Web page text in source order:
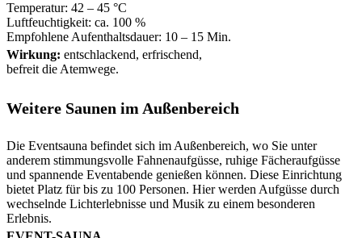
Temperatur: 42 – 45 °C
Luftfeuchtigkeit: ca. 100 %
Empfohlene Aufenthaltsdauer: 10 – 15 Min.
Wirkung: entschlackend, erfrischend,
befreit die Atemwege.
Weitere Saunen im Außenbereich
Die Eventsauna befindet sich im Außenbereich, wo Sie unter
anderem stimmungsvolle Fahnenaufgüsse, ruhige Fächeraufgüsse
und spannende Eventabende genießen können. Diese Einrichtung
bietet Platz für bis zu 100 Personen. Hier werden Aufgüsse durch
wechselnde Lichterlebnisse und Musik zu einem besonderen
Erlebnis.